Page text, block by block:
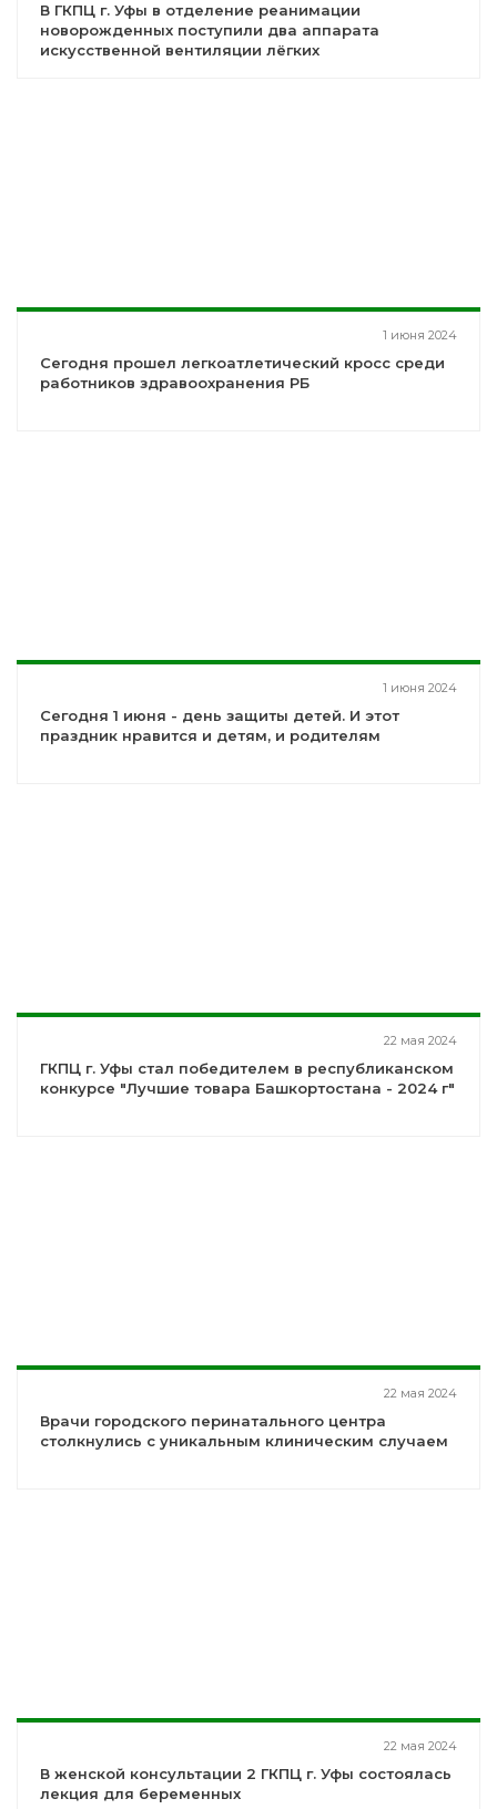
В ГКПЦ г. Уфы в отделение реанимации
новорожденных поступили два аппарата
искусственной вентиляции лёгких
1 июня 2024
Сегодня прошел легкоатлетический кросс среди
работников здравоохранения РБ
1 июня 2024
Сегодня 1 июня - день защиты детей. И этот
праздник нравится и детям, и родителям
22 мая 2024
ГКПЦ г. Уфы стал победителем в республиканском
конкурсе "Лучшие товара Башкортостана - 2024 г"
22 мая 2024
Врачи городского перинатального центра
столкнулись с уникальным клиническим случаем
22 мая 2024
В женской консультации 2 ГКПЦ г. Уфы состоялась
лекция для беременных